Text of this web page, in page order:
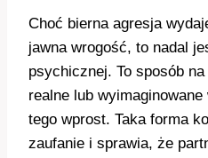
Choć bierna agresja
jawna wrogość, to nadal
psychicznej. To sposób na
realne lub
tego wprost. Taka forma
zaufanie i sprawia, że